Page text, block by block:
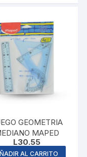
GEOMETRIA
MAPED
L30.55
AL CARRITO